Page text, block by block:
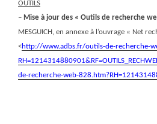
OUTILS
– Mise à jour des « Outils de recherche
MESGUICH, en annexe à l’ouvrage « Net
<http://www.adbs.fr/outils-de-recherche-
de-recherche-web-